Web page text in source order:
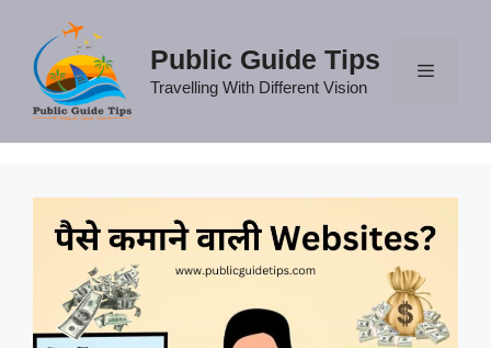
content
Public Guide Tips
Travelling With Different Vision